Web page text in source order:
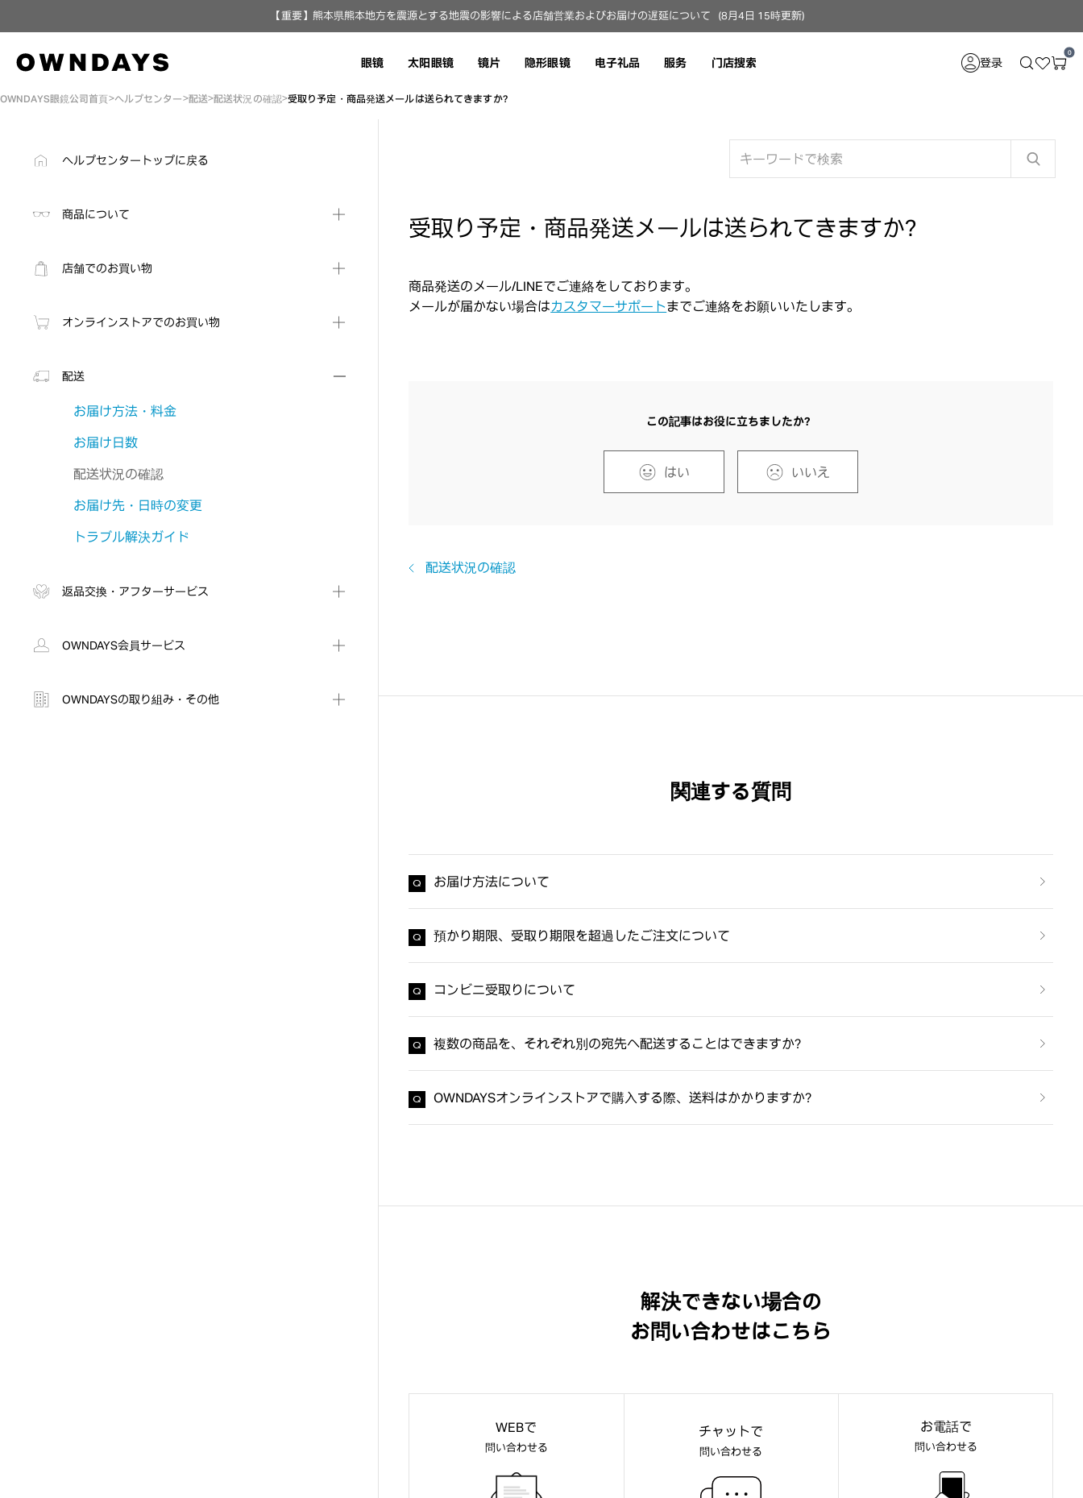
【重要】熊本県熊本地方を震源とする地震の影響による店舗営業およびお届けの遅延について（8月4日 15時更新）
眼镜 太阳眼镜 镜片 隐形眼镜 电子礼品 服务 门店搜索 登录
0
OWNDAYS眼鏡公司首頁 ヘルプセンター 配送 配送状況の確認 受取り予定・商品発送メールは送られてきますか？
受取り予定・商品発送メールは送られてきますか？
商品発送のメール/LINEでご連絡をしております。
メールが届かない場合はカスタマーサポートまでご連絡をお願いいたします。
この記事はお役に立ちましたか？
はい いいえ
配送状況の確認
関連する質問
お届け方法について
預かり期限、受取り期限を超過したご注文について
コンビニ受取りについて
複数の商品を、それぞれ別の宛先へ配送することはできますか？
OWNDAYSオンラインストアで購入する際、送料はかかりますか？
ヘルプセンタートップに戻る
商品について
店舗でのお買い物
オンラインストアでのお買い物
配送
お届け方法・料金
お届け日数
配送状況の確認
お届け先・日時の変更
トラブル解決ガイド
返品交換・アフターサービス
OWNDAYS会員サービス
OWNDAYSの取り組み・その他
解決できない場合の
お問い合わせはこちら
WEBで
問い合わせる
チャットで
問い合わせる
お電話で
問い合わせる